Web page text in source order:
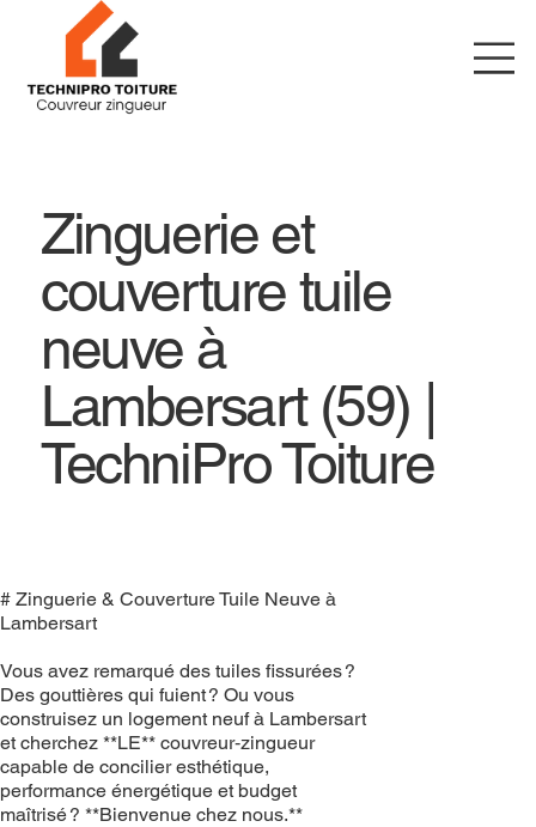
Zinguerie et
couverture tuile
neuve à
Lambersart (59) |
TechniPro Toiture
# Zinguerie & Couverture Tuile Neuve à
Lambersart
Vous avez remarqué des tuiles fissurées ?
Des gouttières qui fuient ? Ou vous
construisez un logement neuf à Lambersart
et cherchez **LE** couvreur‑zingueur
capable de concilier esthétique,
performance énergétique et budget
maîtrisé ? **Bienvenue chez nous.**